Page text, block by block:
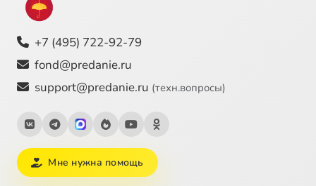
+7 (495) 722-92-79
fond@predanie.ru
support@predanie.ru (техн.вопросы)
Мне нужна помощь